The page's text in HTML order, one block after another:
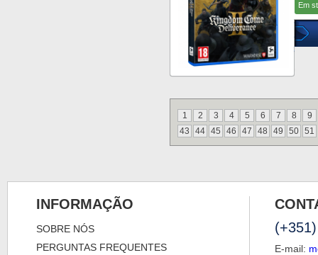
Em
1 2 3 4 5 6 7 8
9
43
44 45 46 47 48 49 50 51
INFORMAÇÃO
SOBRE NÓS
PERGUNTAS FREQUENTES
E-mail: